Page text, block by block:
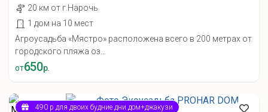
20 км от г.Нарочь
1 дом на 10 мест
Агроусадьба «Мястро» расположена всего в 200 метрах от
городского пляжа оз...
от650р.
490 р для двоих будние дни дом+джакузи